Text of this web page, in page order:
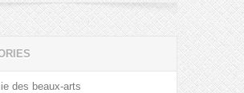
des beaux-arts